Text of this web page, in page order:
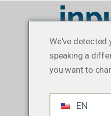
We've detected
speaking a
you want to
EN